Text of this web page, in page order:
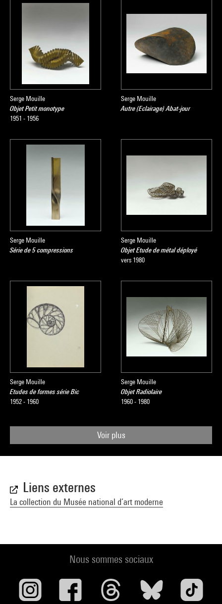
Serge Mouille
Objet Petit monotype
1951 - 1956
Serge Mouille
Autre (Eclairage) Abat-jour
Serge Mouille
Série de 5 compressions
Serge Mouille
Objet Etude de métal déployé
vers 1980
Serge Mouille
Etudes de formes série Bic
1952 - 1960
Serge Mouille
Objet Radiolaire
1960 - 1980
Voir plus
Liens externes
La collection du Musée national d’art moderne
Nous sommes sociaux